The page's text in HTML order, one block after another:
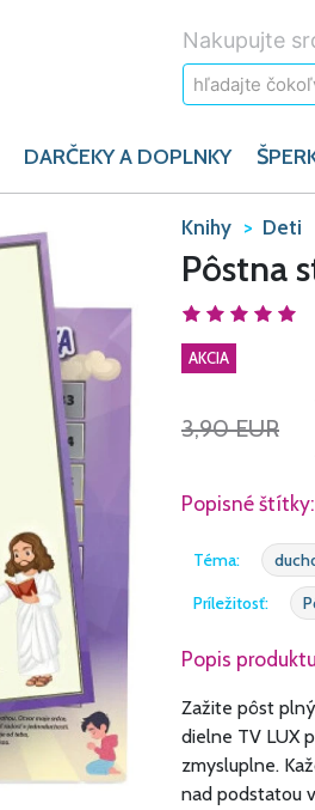
Nakupujte
DARČEKY A DOPLNKY
Knihy Deti
Pôstna
AKCIA
3,90 EUR
Popisné štítky:
Téma:
Príležitosť:
Popis
Zažite pôst
dielne TV LUX
zmysluplne.
nad podstatou